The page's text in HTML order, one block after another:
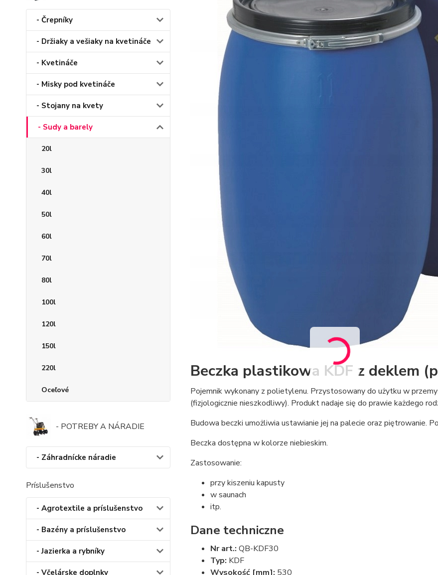
- Črepníky
- Držiaky a vešiaky na kvetináče
- Kvetináče
- Misky pod kvetináče
- Stojany na kvety
- Sudy a barely
20l
30l
40l
50l
60l
70l
80l
100l
120l
150l
220l
Oceľové
- POTREBY A NÁRADIE
- Záhradnícke náradie
Príslušenstvo
- Agrotextile a príslušenstvo
- Bazény a príslušenstvo
- Jazierka a rybníky
- Včelárske doplnky
Beczka plastikowa KDF z deklem
Pojemnik wykonany z polietylenu. Przystosowany do użytku w
(fizjologicznie nieszkodliwy). Produkt nadaje się do prawie każdego
Budowa beczki umożliwia ustawianie jej na palecie oraz piętrowanie.
Beczka dostępna w kolorze niebieskim.
Zastosowanie:
przy kiszeniu kapusty
w saunach
itp.
Dane techniczne
Nr art.: QB-KDF30
Typ: KDF
Wysokość [mm]: 530